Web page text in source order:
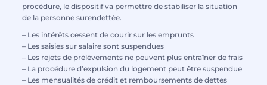
procédure, le dispositif va permettre de stabiliser la situation
de la personne surendettée.
– Les intérêts cessent de courir sur les emprunts
– Les saisies sur salaire sont suspendues
– Les rejets de prélèvements ne peuvent plus entraîner de frais
– La procédure d’expulsion du logement peut être suspendue
– Les mensualités de crédit et remboursements de dettes